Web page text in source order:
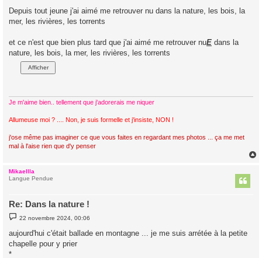
s
a
Depuis tout jeune j'ai aimé me retrouver nu dans la nature, les bois, la
mer, les rivières, les torrents
et ce n'est que bien plus tard que j'ai aimé me retrouver nuE dans la
nature, les bois, la mer, les rivières, les torrents
Je m'aime bien.. tellement que j'adorerais me niquer
Allumeuse moi ? .... Non, je suis formelle et j'insiste, NON !
j'ose même pas imaginer ce que vous faites en regardant mes photos ... ça me met
mal à l'aise rien que d'y penser
Mikaellla
Langue Pendue
Re: Dans la nature !
M
e
s
s
a
22 novembre 2024, 00:06
aujourd'hui c'était ballade en montagne ... je me suis arrétée à la petite
chapelle pour y prier
*